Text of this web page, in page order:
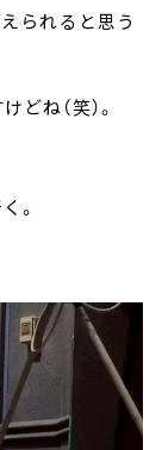
られると思う
ね（笑）。
。